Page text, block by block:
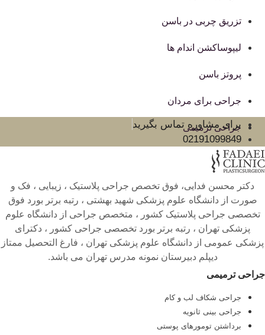
تزریق چربی در باسن
لیپوساکشن اندام ها
پروتز باسن
جراحی برای مردان
جراحی ترمیمی
برای مشاوره تماس بگیرید
02191099849
دکتر محسن فدایی، فوق تخصص جراحی پلاستیک ، زیبایی ، فک و
صورت از دانشگاه علوم پزشکی شهید بهشتی ، رتبه برتر بورد فوق
تخصصی جراحی پلاستیک کشور ، متخصص جراحی از دانشگاه علوم
پزشکی تهران ، رتبه برتر بورد تخصصی جراحی کشور ، دکترای
پزشکی عمومی از دانشگاه علوم پزشکی تهران ، فارغ التحصیل ممتاز
دیپلم دبیرستان نمونه مدرس تهران می باشد.
جراحی ترمیمی
جراحی شکاف لب و کام
جراحی بینی ثانویه
برداشتن تومورهای پوستی